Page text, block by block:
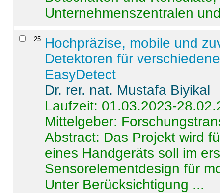
Unternehmenszentralen
25. Hochpräzise, mobile und
Detektoren für
EasyDetect
Dr. rer. nat. Mustafa Biyikal
Laufzeit: 01.03.2023-
Mittelgeber:
Abstract: Das Projekt wird
eines Handgeräts soll im
Sensorelementdesign für
Unter Berücksichtigung ...